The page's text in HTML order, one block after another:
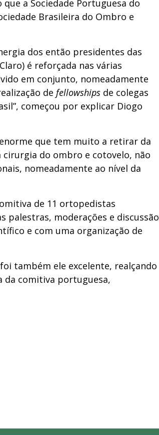
a Sociedade Portuguesa do
Brasileira do Ombro e
dos então presidentes das
é reforçada nas várias
em conjunto, nomeadamente
de fellowships de colegas
começou por explicar Diogo
que tem muito a retirar da
do ombro e cotovelo, não
nomeadamente ao nível da
de 11 ortopedistas
moderações e discussão
e com uma organização de
também ele excelente, realçando
da comitiva portuguesa,